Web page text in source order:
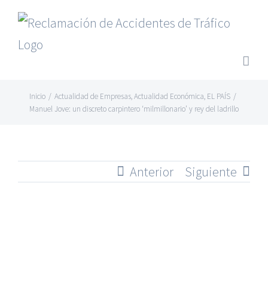
Saltar
contenido
Inicio / Actualidad de Empresas,Actualidad Económica, EL PAÍS /
Manuel Jove: un discreto carpintero ‘milmillonario’ y rey del ladrillo
Anterior Siguiente